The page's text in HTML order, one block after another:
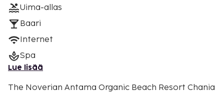
Uima-allas
Baari
Internet
Spa
Lue lisää
The Noverian Antama Organic Beach Resort Chania